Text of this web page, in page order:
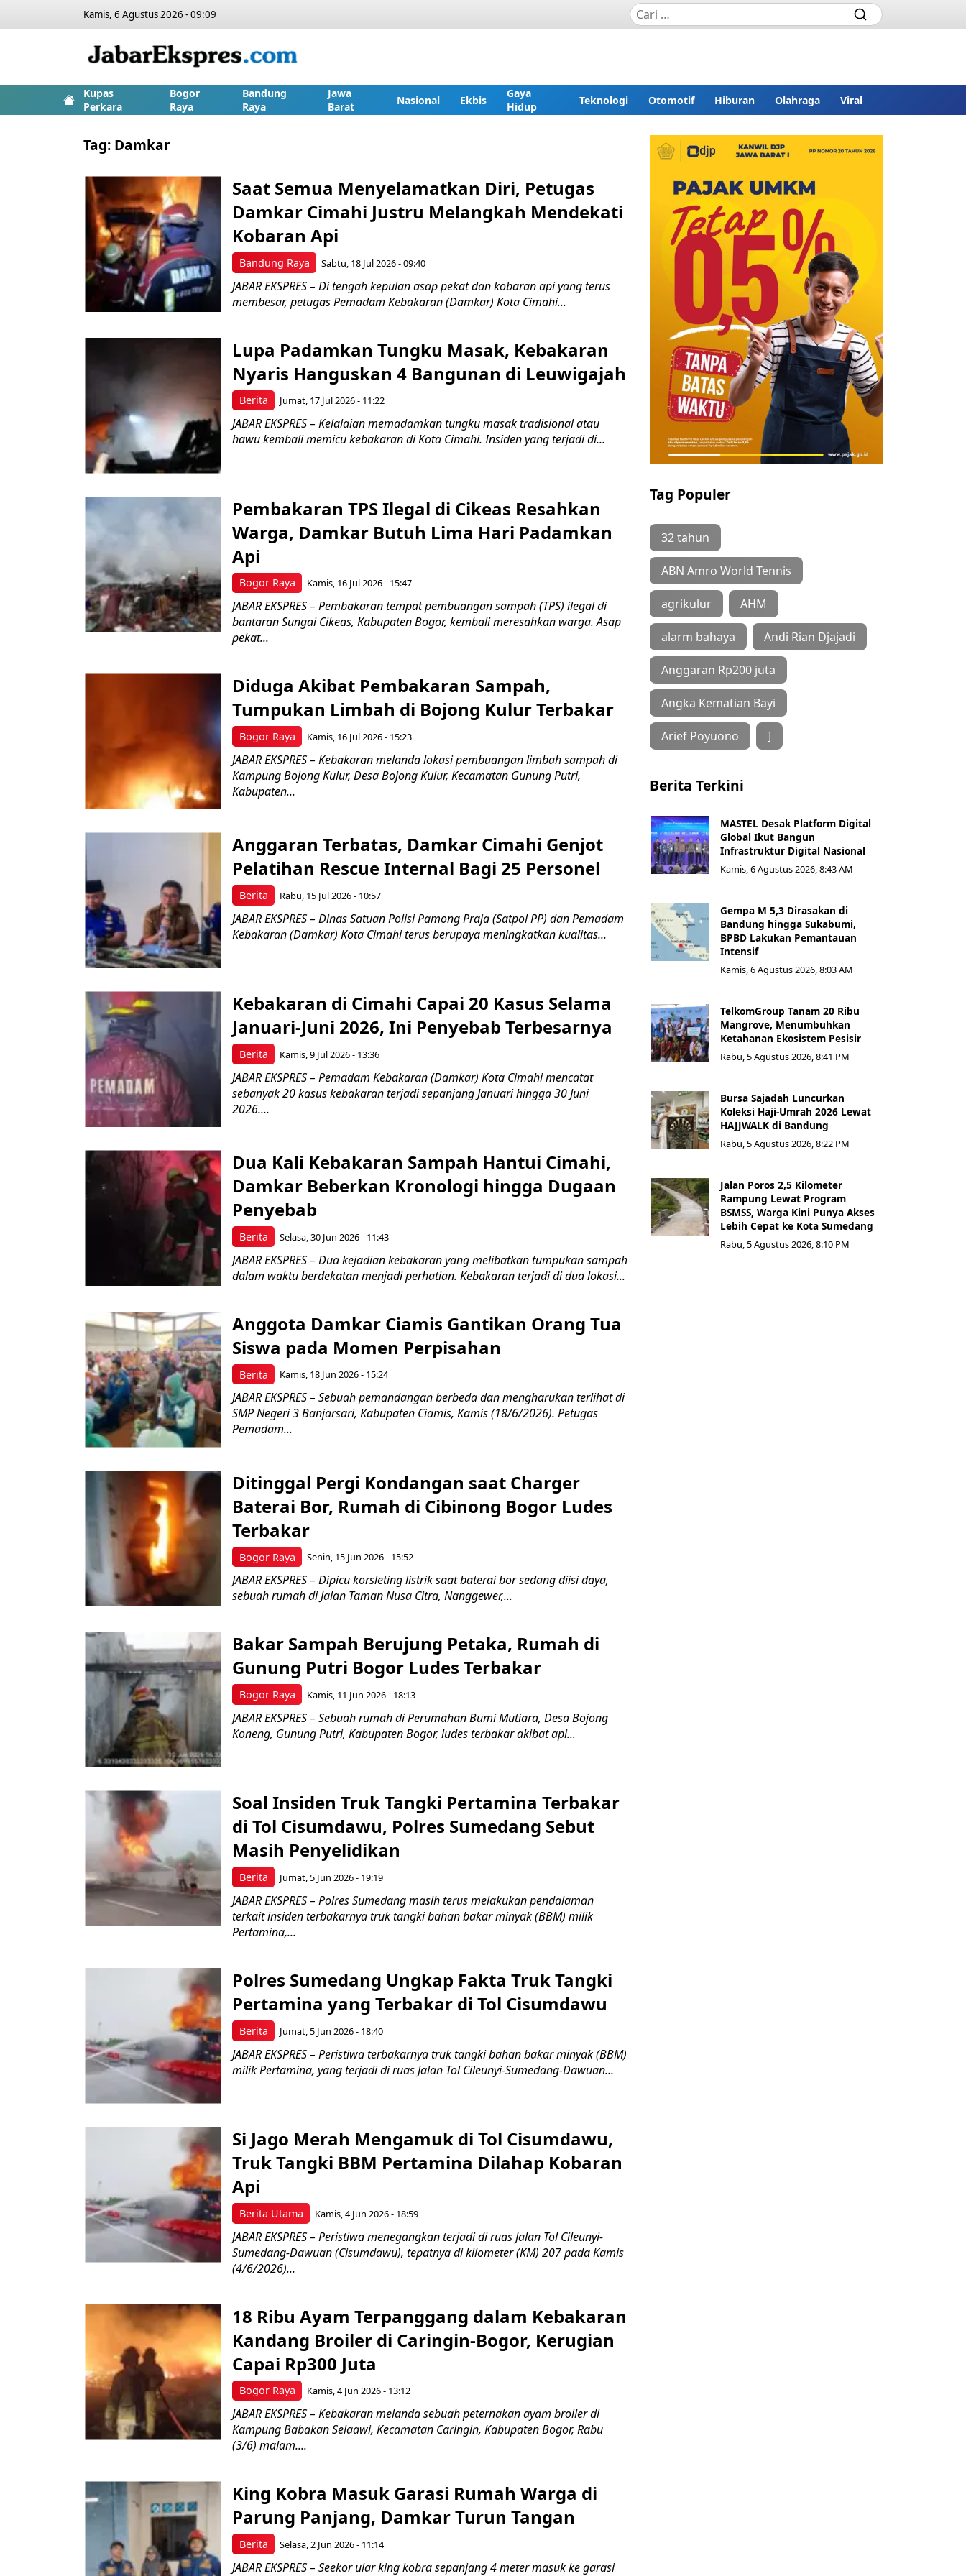
Kamis, 6 Agustus 2026 - 09:09
Kupas
Perkara
Bogor
Raya
Bandung
Raya
Jawa
Barat
Nasional Ekbis
Gaya
Hidup
Teknologi Otomotif Hiburan Olahraga Viral
Tag: Damkar
Bandung Raya
Saat Semua Menyelamatkan Diri, Petugas
Damkar Cimahi Justru Melangkah Mendekati
Kobaran Api
Sabtu, 18 Jul 2026 - 09:40
JABAR EKSPRES – Di tengah kepulan asap pekat dan kobaran api yang terus
membesar, petugas Pemadam Kebakaran (Damkar) Kota Cimahi...
Berita
Lupa Padamkan Tungku Masak, Kebakaran
Nyaris Hanguskan 4 Bangunan di Leuwigajah
Jumat, 17 Jul 2026 - 11:22
JABAR EKSPRES – Kelalaian memadamkan tungku masak tradisional atau
hawu kembali memicu kebakaran di Kota Cimahi. Insiden yang terjadi di...
Bogor Raya
Pembakaran TPS Ilegal di Cikeas Resahkan
Warga, Damkar Butuh Lima Hari Padamkan
Api
Kamis, 16 Jul 2026 - 15:47
JABAR EKSPRES – Pembakaran tempat pembuangan sampah (TPS) ilegal di
bantaran Sungai Cikeas, Kabupaten Bogor, kembali meresahkan warga. Asap
pekat...
Bogor Raya
Diduga Akibat Pembakaran Sampah,
Tumpukan Limbah di Bojong Kulur Terbakar
Kamis, 16 Jul 2026 - 15:23
JABAR EKSPRES – Kebakaran melanda lokasi pembuangan limbah sampah di
Kampung Bojong Kulur, Desa Bojong Kulur, Kecamatan Gunung Putri,
Kabupaten...
Berita
Anggaran Terbatas, Damkar Cimahi Genjot
Pelatihan Rescue Internal Bagi 25 Personel
Rabu, 15 Jul 2026 - 10:57
JABAR EKSPRES – Dinas Satuan Polisi Pamong Praja (Satpol PP) dan Pemadam
Kebakaran (Damkar) Kota Cimahi terus berupaya meningkatkan kualitas...
Berita
Kebakaran di Cimahi Capai 20 Kasus Selama
Januari-Juni 2026, Ini Penyebab Terbesarnya
Kamis, 9 Jul 2026 - 13:36
JABAR EKSPRES – Pemadam Kebakaran (Damkar) Kota Cimahi mencatat
sebanyak 20 kasus kebakaran terjadi sepanjang Januari hingga 30 Juni
2026....
Berita
Dua Kali Kebakaran Sampah Hantui Cimahi,
Damkar Beberkan Kronologi hingga Dugaan
Penyebab
Selasa, 30 Jun 2026 - 11:43
JABAR EKSPRES – Dua kejadian kebakaran yang melibatkan tumpukan sampah
dalam waktu berdekatan menjadi perhatian. Kebakaran terjadi di dua lokasi...
Berita
Anggota Damkar Ciamis Gantikan Orang Tua
Siswa pada Momen Perpisahan
Kamis, 18 Jun 2026 - 15:24
JABAR EKSPRES – Sebuah pemandangan berbeda dan mengharukan terlihat di
SMP Negeri 3 Banjarsari, Kabupaten Ciamis, Kamis (18/6/2026). Petugas
Pemadam...
Bogor Raya
Ditinggal Pergi Kondangan saat Charger
Baterai Bor, Rumah di Cibinong Bogor Ludes
Terbakar
Senin, 15 Jun 2026 - 15:52
JABAR EKSPRES – Dipicu korsleting listrik saat baterai bor sedang diisi daya,
sebuah rumah di Jalan Taman Nusa Citra, Nanggewer,...
Bogor Raya
Bakar Sampah Berujung Petaka, Rumah di
Gunung Putri Bogor Ludes Terbakar
Kamis, 11 Jun 2026 - 18:13
JABAR EKSPRES – Sebuah rumah di Perumahan Bumi Mutiara, Desa Bojong
Koneng, Gunung Putri, Kabupaten Bogor, ludes terbakar akibat api...
Berita
Soal Insiden Truk Tangki Pertamina Terbakar
di Tol Cisumdawu, Polres Sumedang Sebut
Masih Penyelidikan
Jumat, 5 Jun 2026 - 19:19
JABAR EKSPRES – Polres Sumedang masih terus melakukan pendalaman
terkait insiden terbakarnya truk tangki bahan bakar minyak (BBM) milik
Pertamina,...
Berita
Polres Sumedang Ungkap Fakta Truk Tangki
Pertamina yang Terbakar di Tol Cisumdawu
Jumat, 5 Jun 2026 - 18:40
JABAR EKSPRES – Peristiwa terbakarnya truk tangki bahan bakar minyak (BBM)
milik Pertamina, yang terjadi di ruas Jalan Tol Cileunyi-Sumedang-Dawuan...
Berita Utama
Si Jago Merah Mengamuk di Tol Cisumdawu,
Truk Tangki BBM Pertamina Dilahap Kobaran
Api
Kamis, 4 Jun 2026 - 18:59
JABAR EKSPRES – Peristiwa menegangkan terjadi di ruas Jalan Tol Cileunyi-
Sumedang-Dawuan (Cisumdawu), tepatnya di kilometer (KM) 207 pada Kamis
(4/6/2026)...
Bogor Raya
18 Ribu Ayam Terpanggang dalam Kebakaran
Kandang Broiler di Caringin-Bogor, Kerugian
Capai Rp300 Juta
Kamis, 4 Jun 2026 - 13:12
JABAR EKSPRES – Kebakaran melanda sebuah peternakan ayam broiler di
Kampung Babakan Selaawi, Kecamatan Caringin, Kabupaten Bogor, Rabu
(3/6) malam....
Berita
King Kobra Masuk Garasi Rumah Warga di
Parung Panjang, Damkar Turun Tangan
Selasa, 2 Jun 2026 - 11:14
JABAR EKSPRES – Seekor ular king kobra sepanjang 4 meter masuk ke garasi
Tag Populer
32 tahun
ABN Amro World Tennis
agrikulur AHM
alarm bahaya Andi Rian Djajadi
Anggaran Rp200 juta
Angka Kematian Bayi
Arief Poyuono ]
Berita Terkini
MASTEL Desak Platform Digital
Global Ikut Bangun
Infrastruktur Digital Nasional
Kamis, 6 Agustus 2026, 8:43 AM
Gempa M 5,3 Dirasakan di
Bandung hingga Sukabumi,
BPBD Lakukan Pemantauan
Intensif
Kamis, 6 Agustus 2026, 8:03 AM
TelkomGroup Tanam 20 Ribu
Mangrove, Menumbuhkan
Ketahanan Ekosistem Pesisir
Rabu, 5 Agustus 2026, 8:41 PM
Bursa Sajadah Luncurkan
Koleksi Haji-Umrah 2026 Lewat
HAJJWALK di Bandung
Rabu, 5 Agustus 2026, 8:22 PM
Jalan Poros 2,5 Kilometer
Rampung Lewat Program
BSMSS, Warga Kini Punya Akses
Lebih Cepat ke Kota Sumedang
Rabu, 5 Agustus 2026, 8:10 PM